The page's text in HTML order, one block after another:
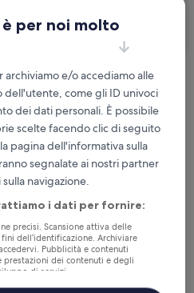
se cambi
con ogni notte di
le tariffe per soli
queste date
per noi molto
archiviamo e/o accediamo alle
dell'utente, come gli ID univoci
dei dati personali. È possibile
scelte facendo clic di seguito
pagina dell'informativa sulla
segnalate ai nostri partner
navigazione.
i dati per fornire:
precisi. Scansione attiva delle
dell’identificazione. Archiviare
Pubblicità e contenuti
prestazioni dei contenuti e degli
di servizi.